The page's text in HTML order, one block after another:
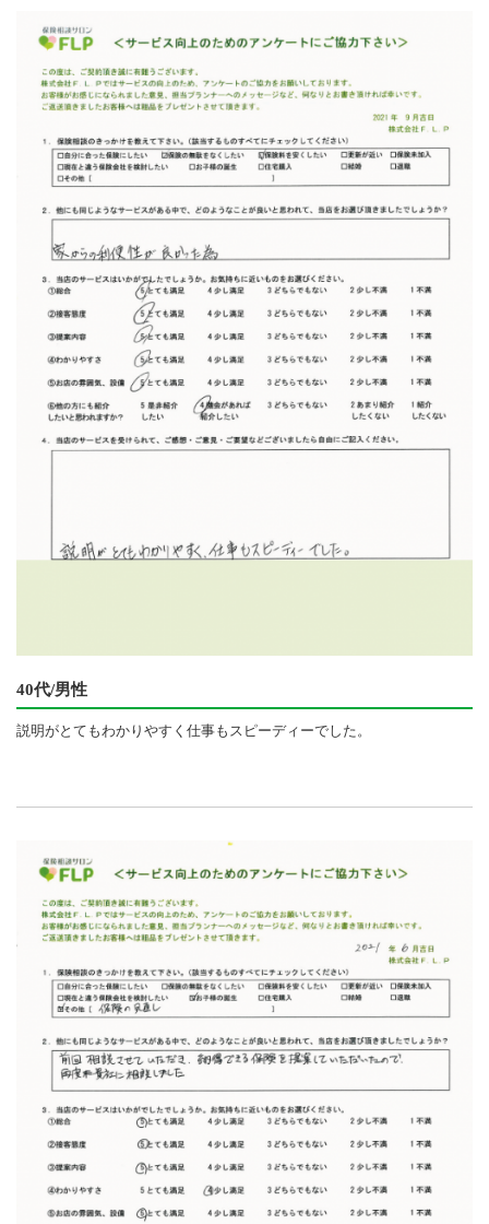
40代/男性
説明がとてもわかりやすく仕事もスピーディーでした。